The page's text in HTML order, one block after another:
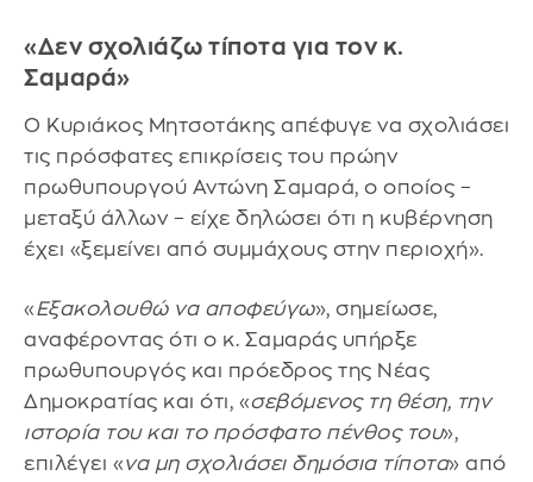
«Δεν σχολιάζω τίποτα για τον κ.
Σαμαρά»
Ο Κυριάκος Μητσοτάκης απέφυγε να σχολιάσει
τις πρόσφατες επικρίσεις του πρώην
πρωθυπουργού Αντώνη Σαμαρά, ο οποίος –
μεταξύ άλλων – είχε δηλώσει ότι η κυβέρνηση
έχει «ξεμείνει από συμμάχους στην περιοχή».
«Εξακολουθώ να αποφεύγω», σημείωσε,
αναφέροντας ότι ο κ. Σαμαράς υπήρξε
πρωθυπουργός και πρόεδρος της Νέας
Δημοκρατίας και ότι, «σεβόμενος τη θέση, την
ιστορία του και το πρόσφατο πένθος του»,
επιλέγει «να μη σχολιάσει δημόσια τίποτα» από